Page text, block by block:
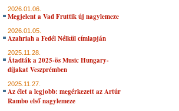
2026.01.06.
Megjelent a Vad Fruttik új nagylemeze
2026.01.05.
Azahriah a Fedél Nélkül címlapján
2025.11.28.
Átadták a 2025-ös Music Hungary-
díjakat Veszprémben
2025.11.27.
Az élet a legjobb: megérkezett az Artúr
Rambo első nagylemeze